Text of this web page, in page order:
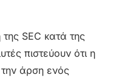
της SEC κατά της
πιστεύουν ότι η
την άρση ενός